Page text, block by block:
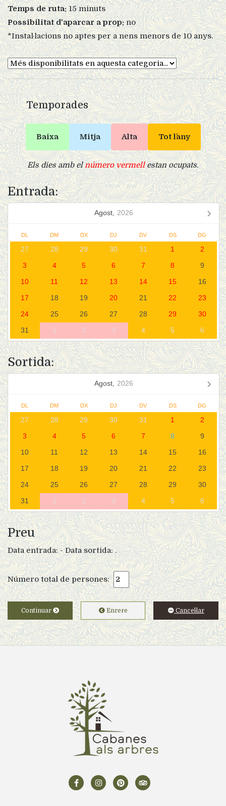
Temps de ruta: 15 minuts
Possibilitat d'aparcar a prop:no
*Instal·lacions no aptes per a nens menors de 10 anys.
Temporades
Baixa Mitja Alta Tot l´any
Els dies amb elnúmero vermellestan ocupats.
Entrada:
Agost, 2026
DL DM DX DJ DV DS DG
27 28 29 30 31 1
2
3
4 5 6 7 8
9
10
11 12 13 14 15
16
17
18 19 20 21 22
23
24
25 26 27 28 29
30
31
1 2 3 4 5 6
Sortida:
Agost, 2026
DL DM DX DJ DV DS DG
27 28 29 30 31 1
2
3
4 5 6 7 8
9
10
11 12 13 14 15
16
17
18 19 20 21 22
23
24
25 26 27 28 29
30
31
1 2 3 4 5 6
Preu
Data entrada:- Data sortida:.
Número total de persones:
Continuar Enrere Cancel·lar